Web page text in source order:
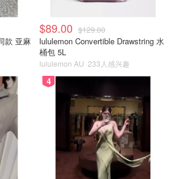
款 亚麻
$89.00 $129.00
lululemon Convertible Drawstring 水
桶包 5L
lululemon AU 233人感兴趣
4